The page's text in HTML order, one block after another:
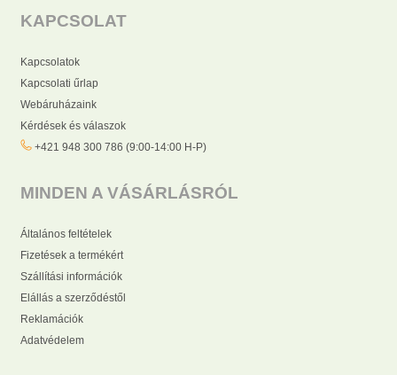
KAPCSOLAT
Kapcsolatok
Kapcsolati űrlap
Webáruházaink
Kérdések és válaszok
+421 948 300 786 (9:00-14:00 H-P)
MINDEN A VÁSÁRLÁSRÓL
Általános feltételek
Fizetések a termékért
Szállítási információk
Elállás a szerződéstől
Reklamációk
Adatvédelem